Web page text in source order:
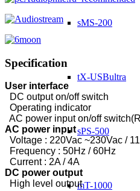
sMS-200
tX-USBultra
sPS-500
mT-1000
Specification
User interface
DC output on/off switch
Operating indicator
AC power input on/off
AC power input
Voltage : 220Vac ~230Vac /
Frequency : 50Hz / 60Hz
Current : 2A / 4A
DC power output
High level output